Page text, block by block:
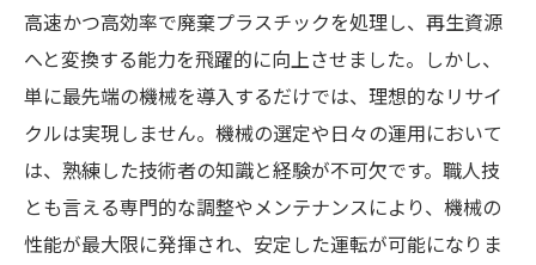
高速かつ高効率で廃棄プラスチックを処理し、再生資源
へと変換する能力を飛躍的に向上させました。しかし、
単に最先端の機械を導入するだけでは、理想的なリサイ
クルは実現しません。機械の選定や日々の運用において
は、熟練した技術者の知識と経験が不可欠です。職人技
とも言える専門的な調整やメンテナンスにより、機械の
性能が最大限に発揮され、安定した運転が可能になりま